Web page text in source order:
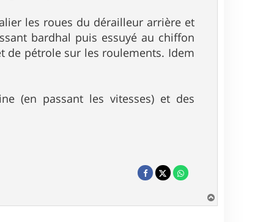
les roues du dérailleur arrière et
bardhal puis essuyé au chiffon
de pétrole sur les roulements. Idem
(en passant les vitesses) et des
a